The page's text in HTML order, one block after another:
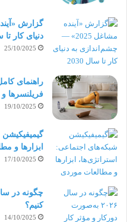
نکته سنج بودن
تجسم
صبر و تحمل
سرعت در عمل
تجربیات ریاضی و IT
طراحی دو بعدی و سه
اشنایی با نرم
دنیای کار تا سال
25/10/2025
راهنمای
فریلنسرها و
19/10/2025
ابزارها و
17/10/2025
کنیم؟
14/10/2025